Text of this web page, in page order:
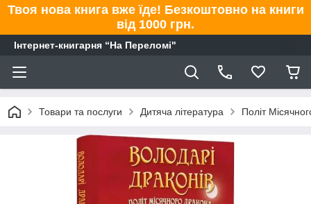
Твоя нова книга вже їде! Безкоштовно на книги
від 1000 грн.
Інтернет-книгарня “На Переломі"
Товари та послуги Дитяча література Політ